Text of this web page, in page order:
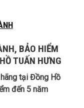
BẢO HIỂM
TUẤN HƯNG
tại Đồng Hồ
đến 5 năm